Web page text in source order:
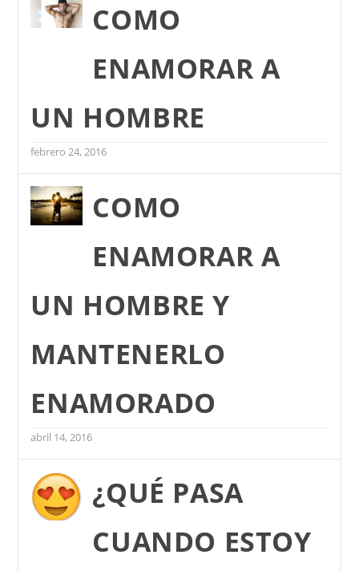
COMO
ENAMORAR A
UN HOMBRE
febrero 24, 2016
COMO
ENAMORAR A
UN HOMBRE Y
MANTENERLO
ENAMORADO
abril 14, 2016
¿QUÉ PASA
CUANDO ESTOY